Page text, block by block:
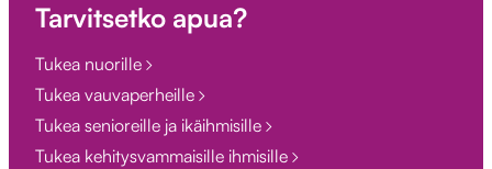
Tarvitsetko apua?
Tukea nuorille
Tukea vauvaperheille
Tukea senioreille ja ikäihmisille
Tukea kehitysvammaisille ihmisille